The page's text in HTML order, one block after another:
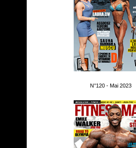
N°120 - Mai 2023